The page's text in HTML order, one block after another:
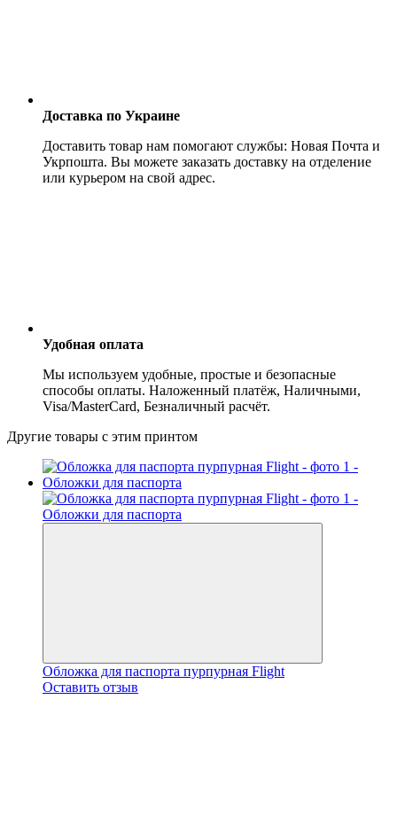
Доставка по Украине
Доставить товар нам помогают службы: Новая Почта и
Укрпошта. Вы можете заказать доставку на отделение
или курьером на свой адрес.
Удобная оплата
Мы используем удобные, простые и безопасные
способы оплаты. Наложенный платёж, Наличными,
Visa/MasterCard, Безналичный расчёт.
Другие товары с этим принтом
Обложка для паспорта пурпурная Flight
Оставить отзыв